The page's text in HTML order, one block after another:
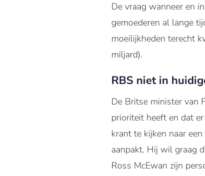
De vraag wanneer en
gemoederen al lange
moeilijkheden terecht
miljard).
RBS niet in
De Britse minister van
prioriteit heeft en dat
krant te kijken naar
aanpakt. Hij wil graag
Ross McEwan zijn